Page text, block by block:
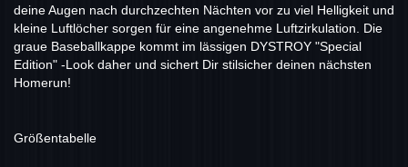
deine Augen nach durchzechten Nächten vor zu viel Helligkeit und
kleine Luftlöcher sorgen für eine angenehme Luftzirkulation. Die
graue Baseballkappe kommt im lässigen DYSTROY "Special
Edition" -Look daher und sichert Dir stilsicher deinen nächsten
Homerun!
Größentabelle